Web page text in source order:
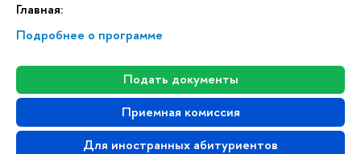
Главная:
Подробнее о программе
Подать документы
Приемная комиссия
Для иностранных абитуриентов